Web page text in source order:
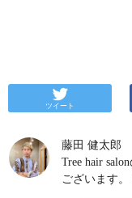
ツイート
藤田 健太郎
Tree hair
ございます